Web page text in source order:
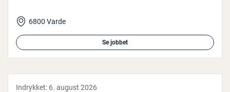
6800 Varde
Se jobbet
Indrykket: 6. august 2026